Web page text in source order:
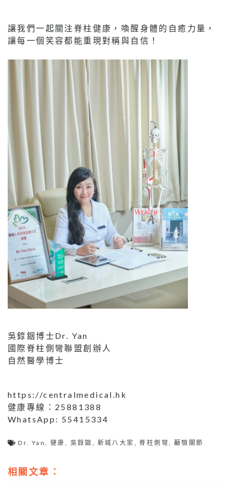
讓我們一起關注脊柱健康，喚醒身體的自癒力量，
讓每一個笑容都能重現對稱與自信！
吳錞銦博士Dr. Yan
國際脊柱側彎聯盟創辦人
自然醫學博士
https://centralmedical.hk
健康專線：25881388
WhatsApp: 55415334
Dr. Yan,健康 , 吳錞銦 , 新城八大家 ,脊柱側彎, 顳顎關節
相關文章：